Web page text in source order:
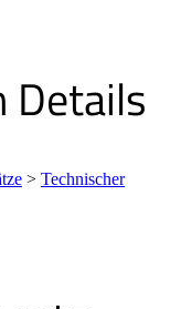
Details
> Technischer